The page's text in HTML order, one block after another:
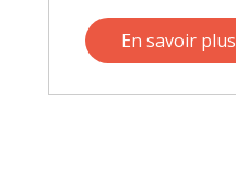
En savoir plus